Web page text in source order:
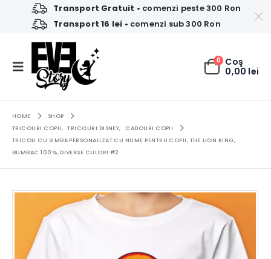
Transport Gratuit • comenzi peste 300 Ron
Transport 16 lei • comenzi sub 300 Ron
0 Coş
0,00 lei
HOME
SHOP
TRICOURI COPII, TRICOURI DISNEY,
CADOURI COPII
TRICOU CU SIMBA PERSONALIZAT CU NUME PENTRU COPII, THE LION KING,
BUMBAC 100%, DIVERSE CULORI #2